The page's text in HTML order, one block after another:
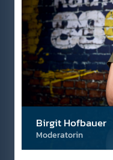
Birgit Hofbauer
Moderatorin